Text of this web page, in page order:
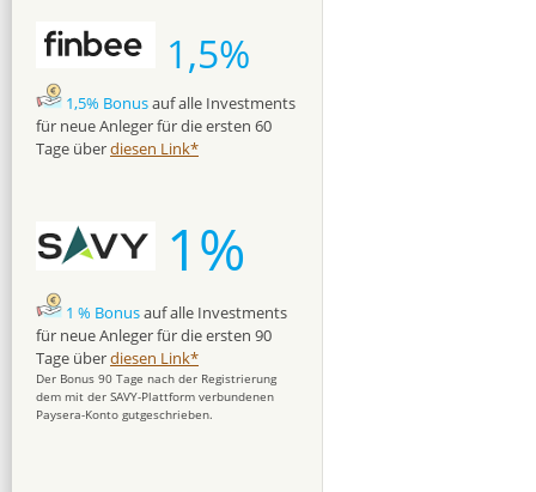
1,5%
1,5% Bonusauf alle Investments
für neue Anleger für die ersten 60
Tage überdiesen Link*
1%
1 % Bonusauf alle Investments
für neue Anleger für die ersten 90
Tage überdiesen Link*
Der Bonus 90 Tage nach der Registrierung
dem mit der SAVY-Plattform verbundenen
Paysera-Konto gutgeschrieben.